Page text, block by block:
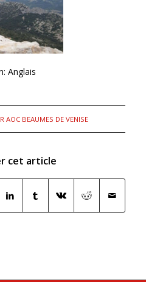
Anglais
AOC BEAUMES DE VENISE
cet article